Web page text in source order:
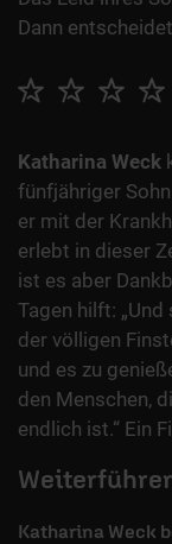
Dann
Katharina Weck
fünfjähriger
er mit der
erlebt in dieser
ist es aber
Tagen hilft:
der völligen
und es zu
den Menschen,
endlich ist.“ Ein
Katharina Weck